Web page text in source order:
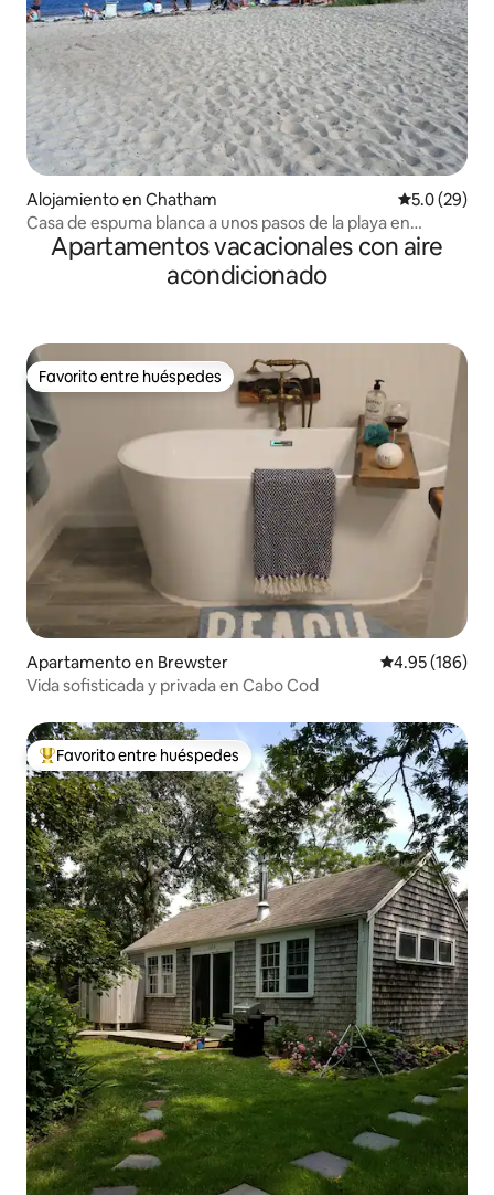
Alojamiento en Chatham Calificación
5.0 (29)
Casa de espuma blanca a unos pasos de la playa en
Chatham Bars
Apartamentos vacacionales con aire
acondicionado
Favorito entre huéspedes
Favorito entre huéspedes
Apartamento en Brewster Calificación
4.95 (186)
Vida sofisticada y privada en Cabo Cod
Favorito entre huéspedes preferido
Favorito entre huéspedes